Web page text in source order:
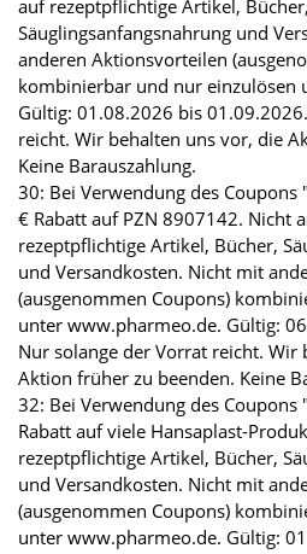
auf rezeptpflichtige Artikel, Bücher,
Säuglingsanfangsnahrung und
anderen Aktionsvorteilen
kombinierbar und nur einzulösen
Gültig: 01.08.2026 bis
reicht. Wir behalten uns vor, die
Keine Barauszahlung.
30: Bei Verwendung des
€ Rabatt auf PZN 8907142. Nicht
rezeptpflichtige Artikel, Bücher,
und Versandkosten. Nicht mit
(ausgenommen Coupons)
unter www.pharmeo.de. Gültig:
Nur solange der Vorrat reicht. Wir
Aktion früher zu beenden. Keine
32: Bei Verwendung des Coupons
Rabatt auf viele Hansaplast-
rezeptpflichtige Artikel, Bücher,
und Versandkosten. Nicht mit
(ausgenommen Coupons)
unter www.pharmeo.de. Gültig: